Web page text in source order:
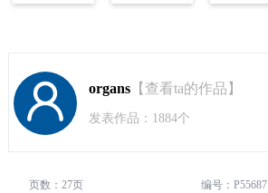
organs【查看ta的作品】
发表作品：1884个
页数：27页 编号：P55687